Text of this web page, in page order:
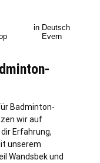
in Deutsch
Evern
Badminton-
wir auf
Erfahrung,
unserem
Wandsbek und